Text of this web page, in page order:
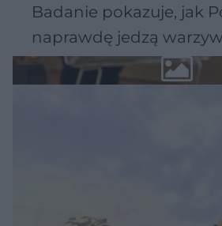
Badanie pokazuje, jak
naprawdę jedzą